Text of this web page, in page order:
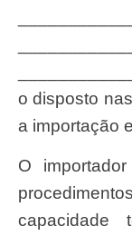
o disposto
a importação
O importador declara que realiza todos os
capacidade